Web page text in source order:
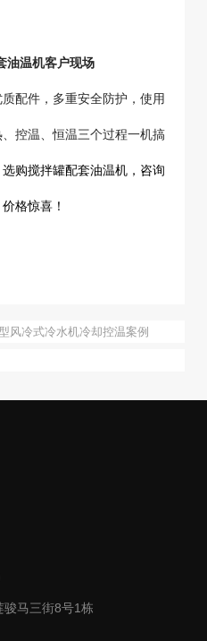
油温机客户现场
配件，多重安全防护，使用
控温、恒温三个过程一机搞
选购搅拌罐配套油温机， 咨询
格惊喜！
风冷式冷水机冷却控温案例
马三街8号1栋